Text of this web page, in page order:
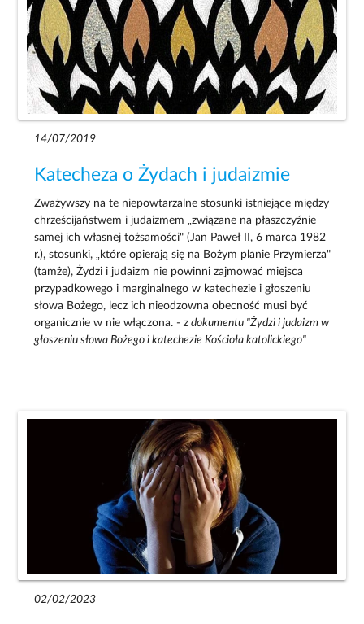
14/07/2019
Katecheza o Żydach i judaizmie
Zważywszy na te niepowtarzalne stosunki istniejące między
chrześcijaństwem i judaizmem „związane na płaszczyźnie
samej ich własnej tożsamości" (Jan Paweł II, 6 marca 1982
r.), stosunki, „które opierają się na Bożym planie Przymierza"
(tamże), Żydzi i judaizm nie powinni zajmować miejsca
przypadkowego i marginalnego w katechezie i głoszeniu
słowa Bożego, lecz ich nieodzowna obecność musi być
organicznie w nie włączona. -z dokumentu "Żydzi i judaizm w
głoszeniu słowa Bożego i katechezie Kościoła katolickiego"
02/02/2023